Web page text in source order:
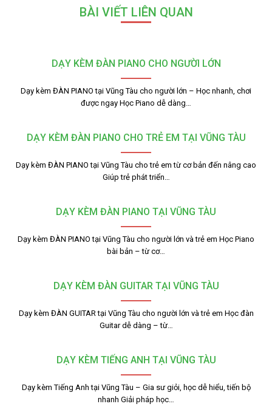
BÀI VIẾT LIÊN QUAN
DẠY KÈM ĐÀN PIANO CHO NGƯỜI LỚN
Dạy kèm ĐÀN PIANO tại Vũng Tàu cho người lớn – Học nhanh, chơi
được ngay Học Piano dễ dàng…
DẠY KÈM ĐÀN PIANO CHO TRẺ EM TẠI VŨNG TÀU
Dạy kèm ĐÀN PIANO tại Vũng Tàu cho trẻ em từ cơ bản đến nâng cao
Giúp trẻ phát triển…
DẠY KÈM ĐÀN PIANO TẠI VŨNG TÀU
Dạy kèm ĐÀN PIANO tại Vũng Tàu cho người lớn và trẻ em Học Piano
bài bản – từ cơ…
DẠY KÈM ĐÀN GUITAR TẠI VŨNG TÀU
Dạy kèm ĐÀN GUITAR tại Vũng Tàu cho người lớn và trẻ em Học đàn
Guitar dễ dàng – từ…
DẠY KÈM TIẾNG ANH TẠI VŨNG TÀU
Dạy kèm Tiếng Anh tại Vũng Tàu – Gia sư giỏi, học dễ hiểu, tiến bộ
nhanh Giải pháp học…